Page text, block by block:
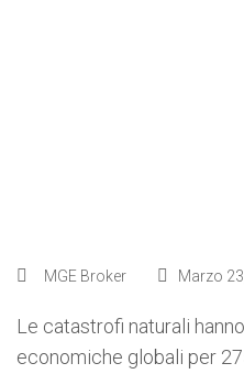
MGE Broker Marzo
Le catastrofi naturali
economiche globali per